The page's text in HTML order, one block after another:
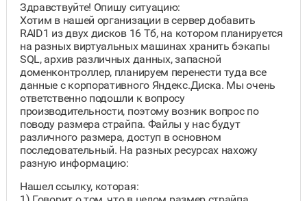
Здравствуйте! Опишу ситуацию:
Хотим в нашей организации в сервер добавить
RAID1 из двух дисков 16 Тб, на котором планируется
на разных виртуальных машинах хранить бэкапы
SQL, архив различных данных, запасной
доменконтроллер, планируем перенести туда все
данные с корпоративного Яндекс.Диска. Мы очень
ответственно подошли к вопросу
производительности, поэтому возник вопрос по
поводу размера страйпа. Файлы у нас будут
различного размера, доступ в основном
последовательный. На разных ресурсах нахожу
разную информацию:
Нашел ссылку, которая: